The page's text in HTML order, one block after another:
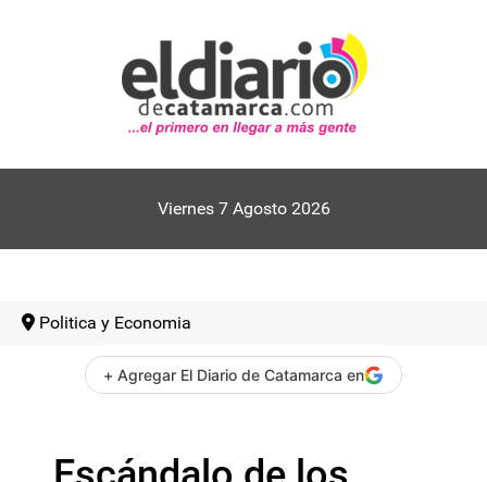
Viernes 7 Agosto 2026
Politica y Economia
+ Agregar El Diario de Catamarca en